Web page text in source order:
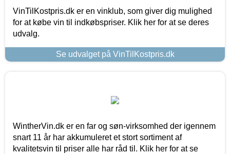
VinTilKostpris.dk er en vinklub, som giver dig mulighed
for at købe vin til indkøbspriser. Klik her for at se deres
udvalg.
Se udvalget på VinTilKostpris.dk
WintherVin.dk er en far og søn-virksomhed der igennem
snart 11 år har akkumuleret et stort sortiment af
kvalitetsvin til priser alle har råd til. Klik her for at se